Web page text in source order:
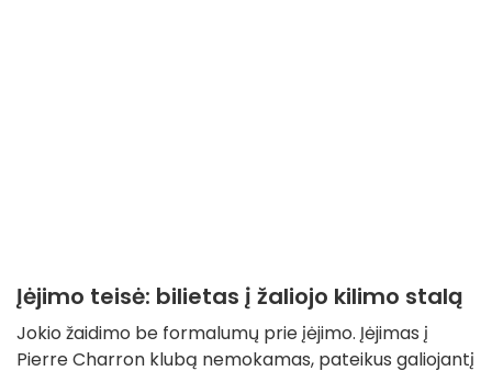
Įėjimo teisė: bilietas į žaliojo kilimo stalą
Jokio žaidimo be formalumų prie įėjimo. Įėjimas į
Pierre Charron klubą nemokamas, pateikus galiojantį